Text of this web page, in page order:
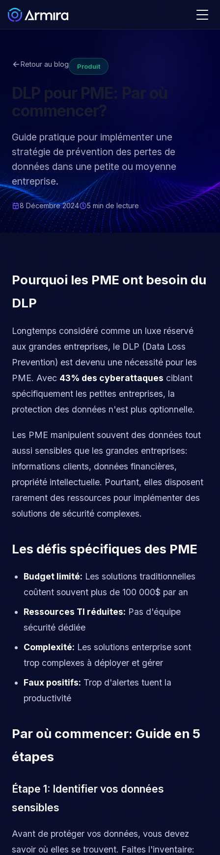
Retour au blog Produit
DLP pour PME: Par où
commencer?
Guide pratique pour implémenter une
stratégie de prévention des pertes de
données dans une petite ou moyenne
entreprise.
8 Décembre 2024 5 min de lecture
Pourquoi les PME ont besoin du
DLP
Longtemps considéré comme un luxe réservé
aux grandes entreprises, le DLP (Data Loss
Prevention) est devenu une nécessité pour les
PME. Avec 43% des cyberattaques ciblant
spécifiquement les petites entreprises, la
protection des données n'est plus optionnelle.
Les PME manipulent souvent des données tout
aussi sensibles que les grandes entreprises:
informations clients, données financières,
propriété intellectuelle. Pourtant, elles disposent
rarement des ressources pour implémenter des
solutions de sécurité complexes.
Les défis spécifiques des PME
Budget limité: Les solutions traditionnelles
coûtent souvent plus de 100 000$ par an
Ressources TI réduites: Pas d'équipe
sécurité dédiée
Complexité: Les solutions enterprise sont
trop complexes à déployer et gérer
Faux positifs: Trop d'alertes tuent la
productivité
Par où commencer: Guide en 5
étapes
Étape 1: Identifier vos données
sensibles
Avant de protéger vos données, vous devez
savoir où elles se trouvent. Faites l'inventaire: